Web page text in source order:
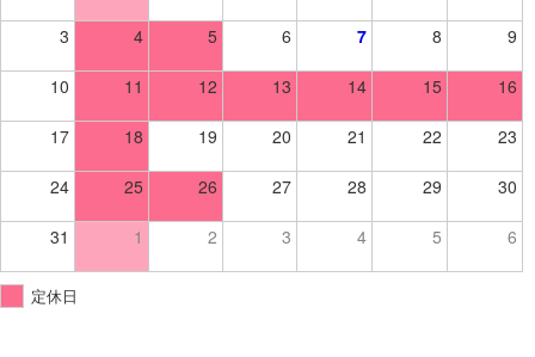
3 4 5 6 7 8 9
10 11 12 13 14 15 16
17 18 19 20 21 22 23
24 25 26 27 28 29 30
31 1 2 3 4 5 6
定休日